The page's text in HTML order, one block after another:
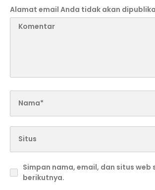
Alamat email Anda tidak akan
Simpan nama, email, dan situs
berikutnya.